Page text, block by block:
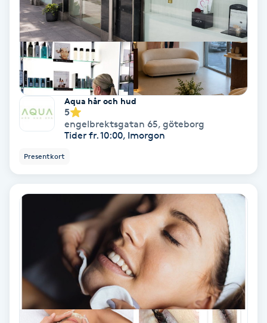
Fransförlängning
Fransförlängning Megavolym
Fransförlängning Volym
Fransk manikyr
Fransrengöring
Frekvensterapi
Friskvårdsmassage
Frisör
Funktionsanalys
Aqua hår och hud
5
engelbrektsgatan 65, göteborg
Tider fr. 10:00, Imorgon
Presentkort